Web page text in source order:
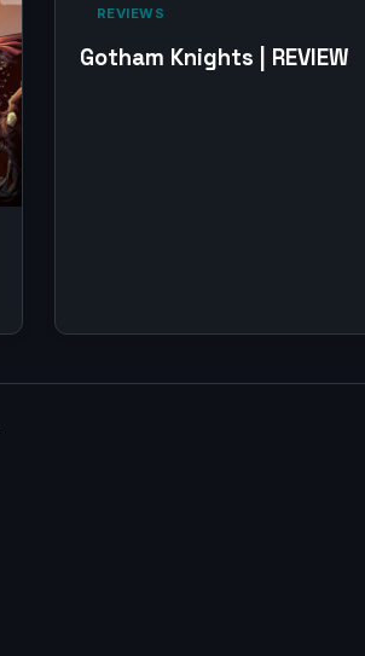
‎ REVIEWS‎
Gotham Knights | REVIEW